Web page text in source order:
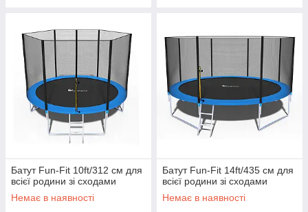
Батут Fun-Fit 10ft/312 см для
всієї родини зі сходами
Немає в наявності
Батут Fun-Fit 14ft/435 см для
всієї родини зі сходами
Немає в наявності